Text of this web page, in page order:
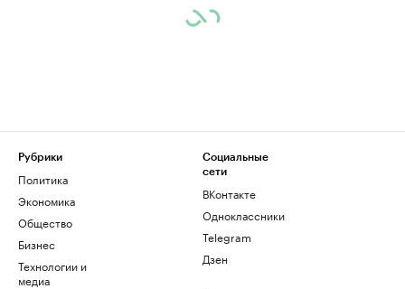
Рубрики
Политика
Экономика
Общество
Бизнес
Технологии и
медиа
Социальные
сети
ВКонтакте
Одноклассники
Telegram
Дзен